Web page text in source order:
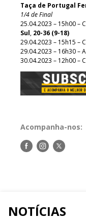
Taça de Portugal
1/4 de Final
25.04.2023 – 15h00 –
Sul, 20-36 (9-18)
29.04.2023 – 15h15 –
29.04.2023 – 16h30 –
30.04.2023 – 12h00 –
Acompanha-nos:
Siga-Siga-Siga-
NOTÍCIAS